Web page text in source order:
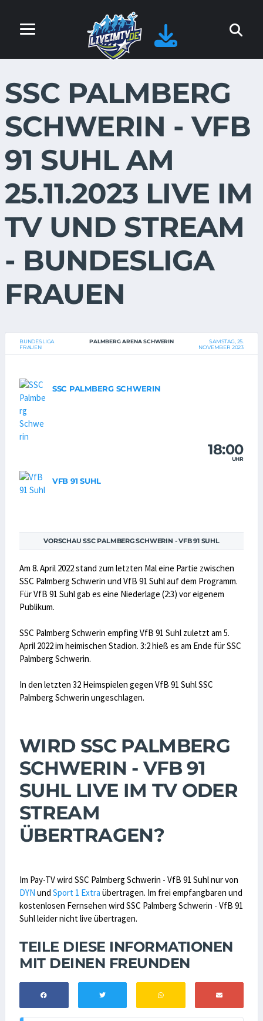
SSC PALMBERG
SCHWERIN - VFB
91 SUHL AM
25.11.2023 LIVE IM
TV UND STREAM
- BUNDESLIGA
FRAUEN
BUNDESLIGA
FRAUEN
PALMBERG ARENA SCHWERIN
SAMSTAG, 25.
NOVEMBER 2023
SSC PALMBERG SCHWERIN
18:00
UHR
VFB 91 SUHL
VORSCHAU SSC PALMBERG SCHWERIN - VFB 91 SUHL
Am 8. April 2022 stand zum letzten Mal eine Partie zwischen
SSC Palmberg Schwerin und VfB 91 Suhl auf dem Programm.
Für VfB 91 Suhl gab es eine Niederlage (2:3) vor eigenem
Publikum.
SSC Palmberg Schwerin empfing VfB 91 Suhl zuletzt am 5.
April 2022 im heimischen Stadion. 3:2 hieß es am Ende für SSC
Palmberg Schwerin.
In den letzten 32 Heimspielen gegen VfB 91 Suhl SSC
Palmberg Schwerin ungeschlagen.
WIRD SSC PALMBERG
SCHWERIN - VFB 91
SUHL LIVE IM TV ODER
STREAM
ÜBERTRAGEN?
Im Pay-TV wird SSC Palmberg Schwerin - VfB 91 Suhl nur von
DYN und Sport 1 Extra übertragen. Im frei empfangbaren und
kostenlosen Fernsehen wird SSC Palmberg Schwerin - VfB 91
Suhl leider nicht live übertragen.
TEILE DIESE INFORMATIONEN
MIT DEINEN FREUNDEN